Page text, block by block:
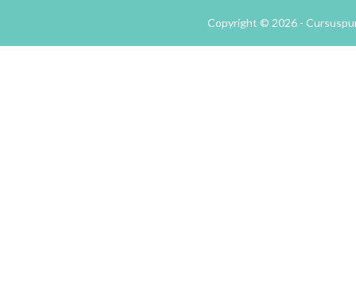
Copyright © 2026 -